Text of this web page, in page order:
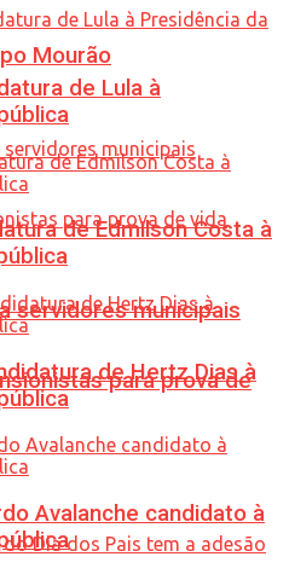
Mourão
servidores municipais
para prova de
de Lula à
de Edmilson Costa à
de Hertz Dias à
Avalanche candidato à